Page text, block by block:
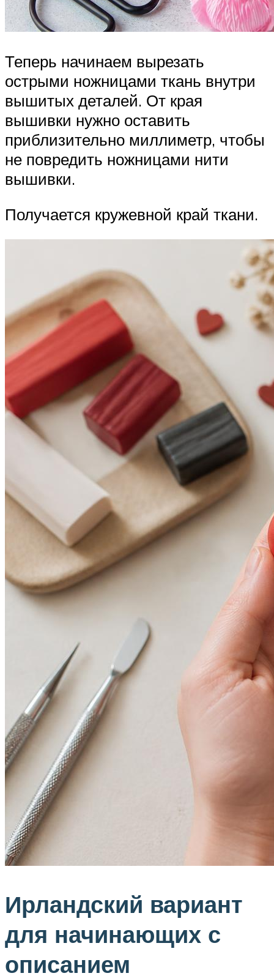
Теперь начинаем вырезать
острыми ножницами ткань внутри
вышитых деталей. От края
вышивки нужно оставить
приблизительно миллиметр, чтобы
не повредить ножницами нити
вышивки.
Получается кружевной край ткани.
Ирландский вариант
для начинающих с
описанием